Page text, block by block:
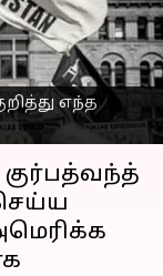
எந்த
pm